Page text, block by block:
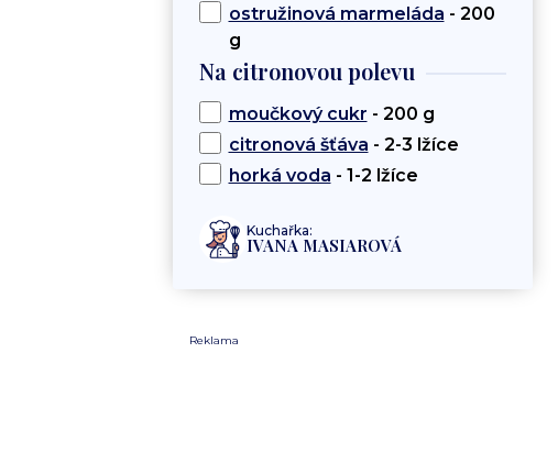
ostružinová marmeláda - 200
g
Na citronovou polevu
moučkový cukr - 200 g
citronová šťáva - 2-3 lžíce
horká voda - 1-2 lžíce
Kuchařka:
IVANA MASIAROVÁ
Reklama